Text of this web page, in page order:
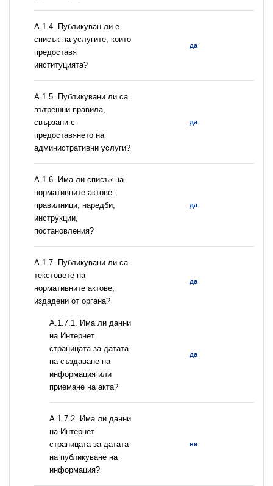
А.1.4. Публикуван ли е
списък на услугите, които
предоставя
институцията?
да
А.1.5. Публикувани ли са
вътрешни правила,
свързани с
предоставянето на
административни услуги?
да
А.1.6. Има ли списък на
нормативните актове:
правилници, наредби,
инструкции,
постановления?
да
А.1.7. Публикувани ли са
текстовете на
нормативните актове,
издадени от органа?
да
A.1.7.1. Има ли данни
на Интернет
страницата за датата
на създаване на
информация или
приемане на акта?
да
A.1.7.2. Има ли данни
на Интернет
страницата за датата
на публикуване на
информация?
не